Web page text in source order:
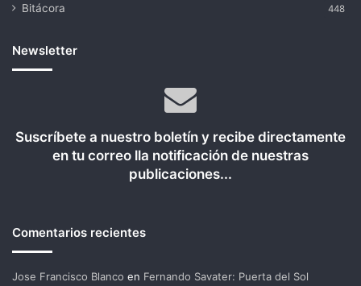
Bitácora 448
Newsletter
Suscríbete a nuestro boletín y recibe directamente
en tu correo lla notificación de nuestras
publicaciones...
Comentarios recientes
Jose Francisco Blanco en Fernando Savater: Puerta del Sol